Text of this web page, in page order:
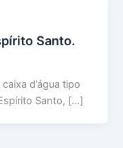
Santo.
d’água tipo
Santo, […]